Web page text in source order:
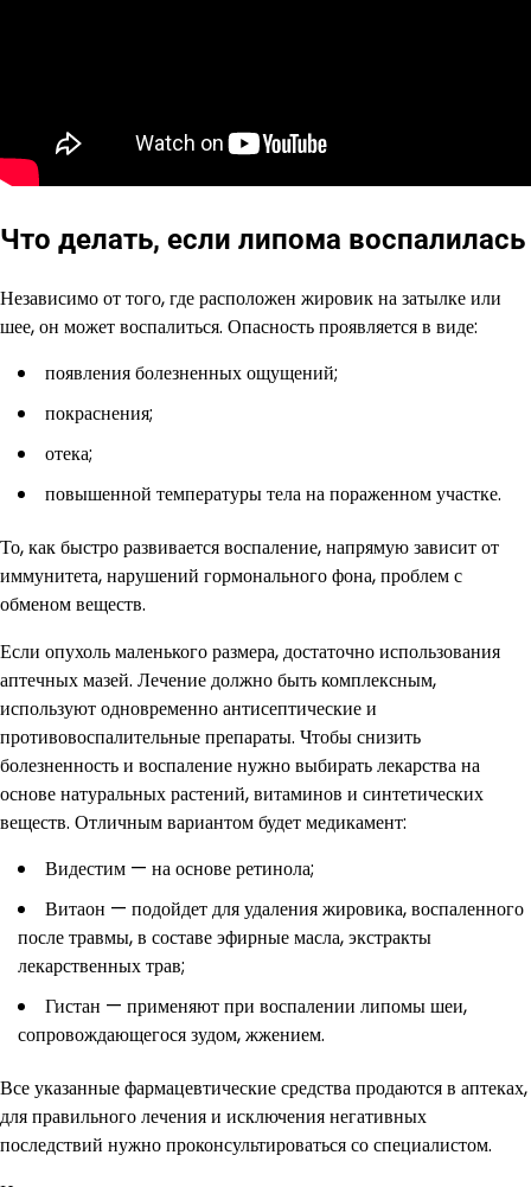
Что делать, если липома воспалилась
Независимо от того, где расположен жировик на затылке или
шее, он может воспалиться. Опасность проявляется в виде:
появления болезненных ощущений;
покраснения;
отека;
повышенной температуры тела на пораженном участке.
То, как быстро развивается воспаление, напрямую зависит от
иммунитета, нарушений гормонального фона, проблем с
обменом веществ.
Если опухоль маленького размера, достаточно использования
аптечных мазей. Лечение должно быть комплексным,
используют одновременно антисептические и
противовоспалительные препараты. Чтобы снизить
болезненность и воспаление нужно выбирать лекарства на
основе натуральных растений, витаминов и синтетических
веществ. Отличным вариантом будет медикамент:
Видестим — на основе ретинола;
Витаон — подойдет для удаления жировика, воспаленного
после травмы, в составе эфирные масла, экстракты
лекарственных трав;
Гистан — применяют при воспалении липомы шеи,
сопровождающегося зудом, жжением.
Все указанные фармацевтические средства продаются в аптеках,
для правильного лечения и исключения негативных
последствий нужно проконсультироваться со специалистом.